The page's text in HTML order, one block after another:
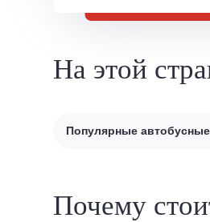
На этой
Популярные
Почему